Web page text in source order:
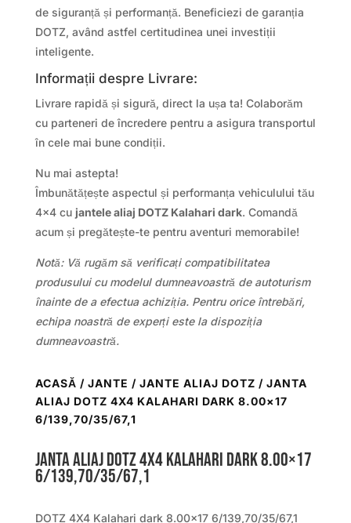
de siguranță și performanță. Beneficiezi de garanția
DOTZ, având astfel certitudinea unei investiții
inteligente.
Informații despre Livrare:
Livrare rapidă și sigură, direct la ușa ta! Colaborăm
cu parteneri de încredere pentru a asigura transportul
în cele mai bune condiții.
Nu mai astepta!
Îmbunătățește aspectul și performanța vehiculului tău
4×4 cu jantele aliaj DOTZ Kalahari dark. Comandă
acum și pregătește-te pentru aventuri memorabile!
Notă: Vă rugăm să verificați compatibilitatea
produsului cu modelul dumneavoastră de autoturism
înainte de a efectua achiziția. Pentru orice întrebări,
echipa noastră de experți este la dispoziția
dumneavoastră.
ACASĂ / JANTE / JANTE ALIAJ DOTZ / JANTA
ALIAJ DOTZ 4X4 KALAHARI DARK 8.00×17
6/139,70/35/67,1
Janta aliaj DOTZ 4X4 Kalahari dark 8.00×17
6/139,70/35/67,1
DOTZ 4X4 Kalahari dark 8.00×17 6/139,70/35/67,1